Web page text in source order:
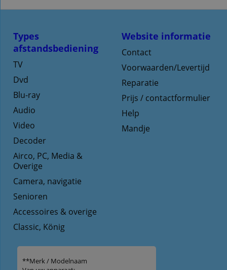
Website informatie
Contact
Voorwaarden/Levertijd
Reparatie
Prijs / contactformulier
Help
Mandje
Types
afstandsbediening
TV
Dvd
Blu-ray
Audio
Video
Decoder
Airco, PC, Media &
Overige
Camera, navigatie
Senioren
Accessoires & overige
Classic, König